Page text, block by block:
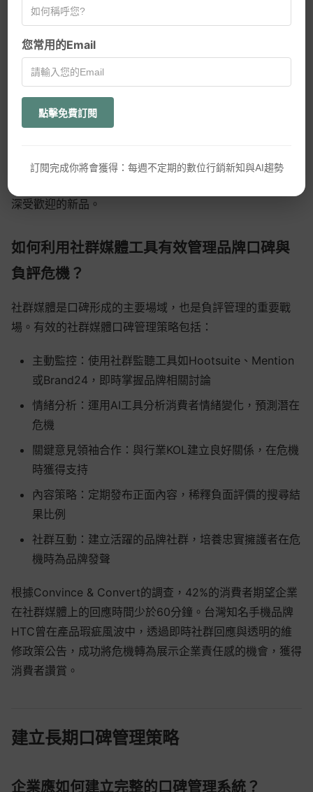
AI趨勢
網頁設計新知
WordPress
GEO優化
口碑行銷
跟進回訪：改進後主動聯繫曾提出負評的客戶，邀請重
新體驗
案例分享：將成功解決的負評轉化為品牌故事，展示企
善用負評改進的企業比忽視負評的企業平均成長速度快
例如，星巴克透過「My Starbucks Idea」平台收集並實施
深受歡迎的新品。
如何利用社群媒體工具有效管理品牌口碑與
負評危機？
社群媒體是口碑形成的主要場域，也是負評管理的重要戰
場。有效的社群媒體口碑管理策略包括：
主動監控：使用社群監聽工具如Hootsuite、Mention
或Brand24，即時掌握品牌相關討論
情緒分析：運用AI工具分析消費者情緒變化，預測潛在
危機
關鍵意見領袖合作：與行業KOL建立良好關係，在危機
時獲得支持
內容策略：定期發布正面內容，稀釋負面評價的搜尋結
果比例
社群互動：建立活躍的品牌社群，培養忠實擁護者在危
機時為品牌發聲
根據Convince & Convert的調查，42%的消費者期望企業
在社群媒體上的回應時間少於60分鐘。台灣知名手機品牌
HTC曾在產品瑕疵風波中，透過即時社群回應與透明的維
修政策公告，成功將危機轉為展示企業責任感的機會，獲得
消費者讚賞。
建立長期口碑管理策略
企業應如何建立完整的口碑管理系統？
您常用的Email
點擊免費訂閱
訂閱完成你將會獲得：每週不定期的數位行銷新知與AI趨勢